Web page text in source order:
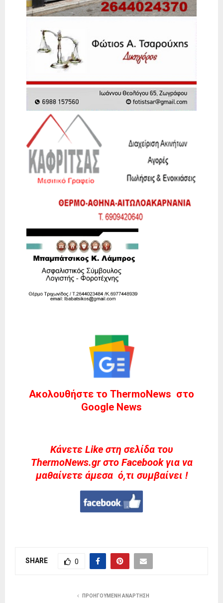
Ακολουθήστε το ThermoNews στο
Google News
Kάνετε Like στη σελίδα του
ThermoNews.gr στο Facebook για να
μαθαίνετε άμεσα ό,τι συμβαίνει !
SHARE 0
ΠΡΟΗΓΟΎΜΕΝΗ ΑΝΆΡΤΗΣΗ